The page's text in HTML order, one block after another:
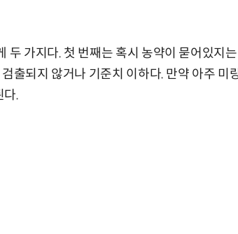
두 가지다. 첫 번째는 혹시 농약이 묻어있지
출되지 않거나 기준치 이하다. 만약 아주 미
다.